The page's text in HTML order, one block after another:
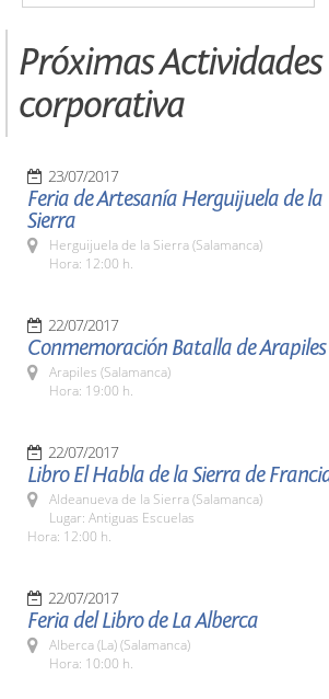
Próximas
corporativa
23/07/2017
Feria de Artesanía Herguijuela de la
Sierra
Herguijuela de la Sierra (Salamanca)
Hora: 12:00 h.
22/07/2017
Conmemoración Batalla de Arapiles
Arapiles (Salamanca)
Hora: 19:00 h.
22/07/2017
Libro El Habla de la Sierra de
Aldeanueva de la Sierra (Salamanca)
Lugar: Antiguas Escuelas
Hora: 12:00 h.
22/07/2017
Feria del Libro de La Alberca
Alberca (La) (Salamanca)
Hora: 10:00 h.